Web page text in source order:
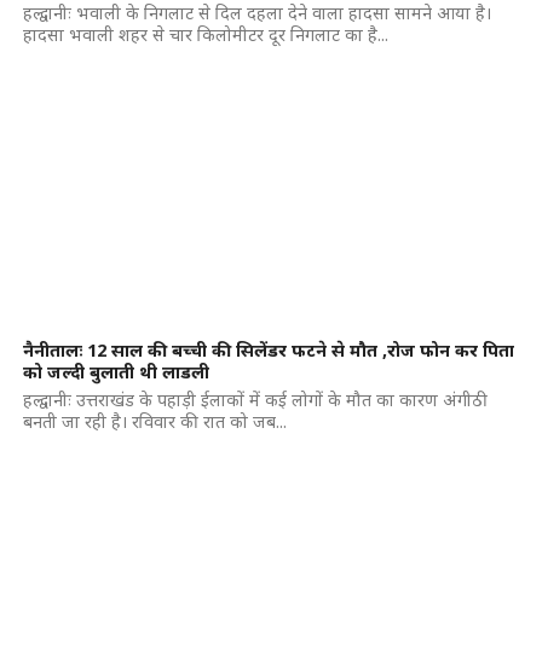
हल्द्वानीः भवाली के निगलाट से दिल दहला देने वाला हादसा सामने आया है।
हादसा भवाली शहर से चार किलोमीटर दूर निगलाट का है...
नैनीतालः 12 साल की बच्ची की सिलेंडर फटने से मौत ,रोज फोन कर पिता
को जल्दी बुलाती थी लाडली
हल्द्वानीः उत्तराखंड के पहाड़ी ईलाकों में कई लोगों के मौत का कारण अंगीठी
बनती जा रही है। रविवार की रात को जब...